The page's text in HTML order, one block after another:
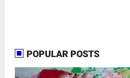
POPULAR POSTS